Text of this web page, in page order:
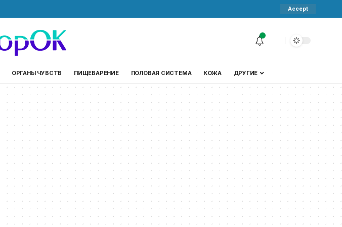
Accept
ОРГАНЫ ЧУВСТВ ПИЩЕВАРЕНИЕ ПОЛОВАЯ СИСТЕМА КОЖА ДРУГИЕ